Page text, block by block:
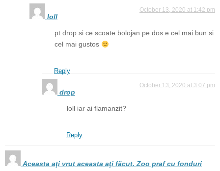
loll
October 13, 2020 at 1:42 pm
pt drop si ce scoate bolojan pe dos e cel mai bun si
cel mai gustos
Reply
drop
October 13, 2020 at 3:07 pm
loll iar ai flamanzit?
Reply
Aceasta aţi vrut aceasta aţi fãcut. Zoo praf cu fonduri